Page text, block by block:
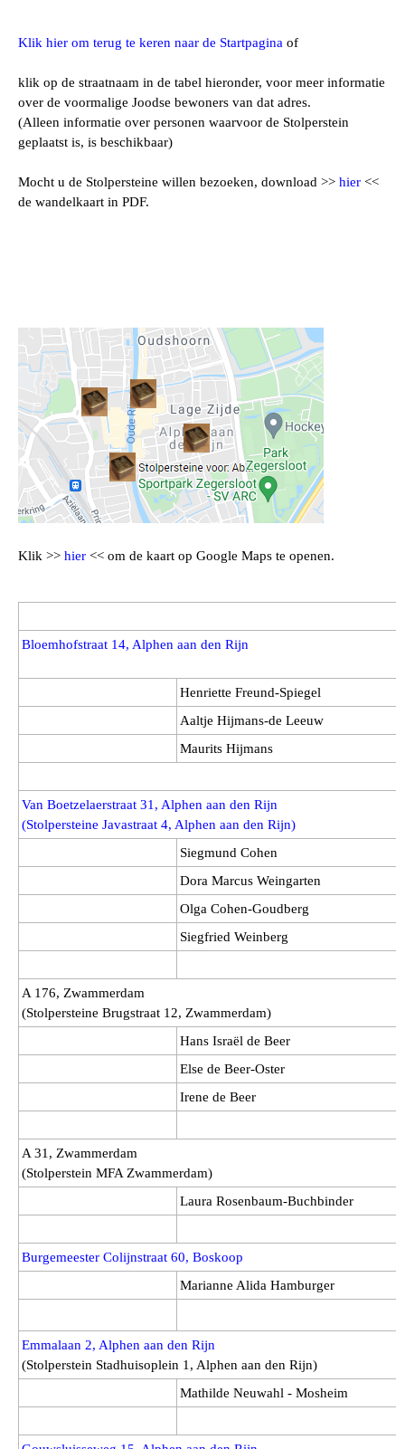
Klik hier om terug te keren naar de Startpagina of
klik op de straatnaam in de tabel hieronder, voor meer informatie
over de voormalige Joodse bewoners van dat adres.
(Alleen informatie over personen waarvoor de Stolperstein
geplaatst is, is beschikbaar)
Mocht u de Stolpersteine willen bezoeken, download >> hier <<
de wandelkaart in PDF.
Klik >> hier << om de kaart op Google Maps te openen.
Bloemhofstraat 14, Alphen aan den Rijn
Henriette Freund-Spiegel
Aaltje Hijmans-de Leeuw
Maurits Hijmans
Van Boetzelaerstraat 31, Alphen aan den Rijn
(Stolpersteine Javastraat 4, Alphen aan den Rijn)
Siegmund Cohen
Dora Marcus Weingarten
Olga Cohen-Goudberg
Siegfried Weinberg
A 176, Zwammerdam
(Stolpersteine Brugstraat 12, Zwammerdam)
Hans Israël de Beer
Else de Beer-Oster
Irene de Beer
A 31, Zwammerdam
(Stolperstein MFA Zwammerdam)
Laura Rosenbaum-Buchbinder
Burgemeester Colijnstraat 60, Boskoop
Marianne Alida Hamburger
Emmalaan 2, Alphen aan den Rijn
(Stolperstein Stadhuisoplein 1, Alphen aan den Rijn)
Mathilde Neuwahl - Mosheim